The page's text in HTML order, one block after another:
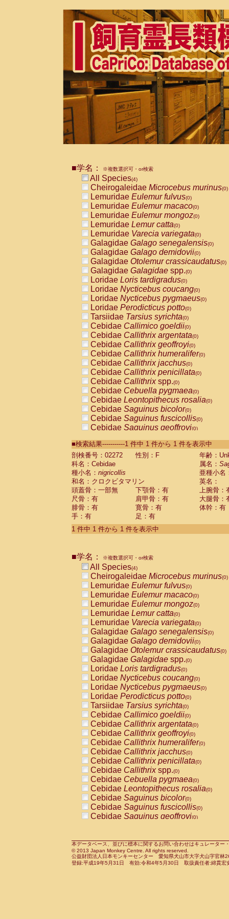
■学名： ※複数選択可・or検索
All Species(4)
Cheirogaleidae Microcebus murinus(0)
Lemuridae Eulemur fulvus(0)
Lemuridae Eulemur macaco(0)
Lemuridae Eulemur mongoz(0)
Lemuridae Lemur catta(0)
Lemuridae Varecia variegata(0)
Galagidae Galago senegalensis(0)
Galagidae Galago demidovii(0)
Galagidae Otolemur crassicaudatus(0)
Galagidae Galagidae spp.(0)
Loridae Loris tardigradus(0)
Loridae Nycticebus coucang(0)
Loridae Nycticebus pygmaeus(0)
Loridae Perodicticus potto(0)
Tarsiidae Tarsius syrichta(0)
Cebidae Callimico goeldii(0)
Cebidae Callithrix argentata(0)
Cebidae Callithrix geoffroyi(0)
Cebidae Callithrix humeralifer(0)
Cebidae Callithrix jacchus(0)
Cebidae Callithrix penicillata(0)
Cebidae Callithrixspp.(0)
Cebidae Cebuella pygmaea(0)
Cebidae Leontopithecus rosalia(0)
Cebidae Saguinus bicolor(0)
Cebidae Saguinus fuscicollis(0)
Cebidae Saguinus geoffroyi(0)
CebidaeSaguinus labiatus(0)
Cebidae Saguinus leucopus (0)
Cebidae
CebidaeSaguinus mystax
CebidaeSaguinus nigricollis (1)
Cebidae Saguinus oedipus
Cebidae Saguinus weddelli
Cebidae Saguinusspp.
Cebidae Aotus trivirgatus
Cebidae Cebus albifrons
CebidaeCebus nigrivittatus
CebidaeCebus
CebidaeSaimiri boliviensis(0)
CebidaeSaimiri sciureus(0)
AtelidaeAlouatta caraya(0)
AtelidaeAlouatta fusca(0)
AtelidaeAlouatta seniculus
AtelidaeAlouattaspp.(0)
AtelidaeAteles belzebuth(0)
AtelidaeAteles geoffroyi(0)
AtelidaeAteles paniscus(0)
AtelidaeAtelesspp.(0)
Atelidae Lagothrix lagothricha
AtelidaeLagothrix lagothricha cana
PitheciidaeCacajao calvus
PitheciidaeCallicebus cupreus
PitheciidaeCallicebus donacophilus
PitheciidaeCallicebus moloch
PitheciidaeCallicebus torquatus
PitheciidaeCallicebusspp.(0)
PitheciidaeChiropotes satanas(0)
PitheciidaePithecia monachus
PitheciidaePithecia pithecia(0)
CercopithecidaeCercocebus agilis
CercopithecidaeCercocebus
CercopithecidaeCercocebus
CercopithecidaeCercocebus
CercopithecidaeCercocebus
CercopithecidaeCercocebushybrid
CercopithecidaePapio anubis(0)
CercopithecidaePapio cynocephalus
CercopithecidaePapio hamadryas(0)
■検索結果-----------1 件中 1 件から 1 件を表示中
剖検番号：02272
性別：F
年齢：
科名：Cebidae
属名：
種小名： nigricollis
亜種小名
和名：クロクビタマリン
英名：
頭蓋骨：一部無
下顎骨：有
上腕骨：
尺骨：有
肩甲骨：有
大腿骨：
腓骨：有
寛骨：有
体幹：有
手：有
足：有
1 件中 1 件から 1 件を表示中
■学名： ※複数選択可・or検索
All Species(4)
Cheirogaleidae Microcebus murinus(0)
Lemuridae Eulemur fulvus(0)
Lemuridae Eulemur macaco(0)
Lemuridae Eulemur mongoz(0)
Lemuridae Lemur catta(0)
Lemuridae Varecia variegata(0)
Galagidae Galago senegalensis(0)
Galagidae Galago demidovii(0)
Galagidae Otolemur crassicaudatus(0)
Galagidae Galagidae spp.(0)
Loridae Loris tardigradus(0)
Loridae Nycticebus coucang(0)
Loridae Nycticebus pygmaeus(0)
Loridae Perodicticus potto(0)
Tarsiidae Tarsius syrichta(0)
Cebidae Callimico goeldii(0)
Cebidae Callithrix argentata(0)
Cebidae Callithrix geoffroyi(0)
Cebidae Callithrix humeralifer(0)
Cebidae Callithrix jacchus(0)
Cebidae Callithrix penicillata(0)
Cebidae Callithrixspp.(0)
Cebidae Cebuella pygmaea(0)
Cebidae Leontopithecus rosalia(0)
Cebidae Saguinus bicolor(0)
Cebidae Saguinus fuscicollis(0)
Cebidae Saguinus geoffroyi(0)
CebidaeSaguinus leucopus(0)
CebidaeSaguinus midas(0)
Cebidae Saguinus mystax(0)
本データベース、並びに標本に関するお問い合わせはキュレータ
© 2013 Japan Monkey Centre. All rights reserved.
公益財団法人日本モンキーセンター 愛知県犬山市大字犬山字官
登録:平成19年5月31日 有効:令和4年5月30日 取扱責任者:綿貫宏